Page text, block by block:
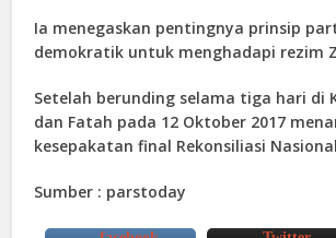
Ia menegaskan pentingnya prinsip
demokratik untuk menghadapi rezim
Setelah berunding selama tiga hari di
dan Fatah pada 12 Oktober 2017
kesepakatan final Rekonsiliasi
Sumber : parstoday